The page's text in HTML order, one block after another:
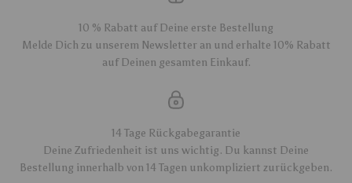
10 % Rabatt auf Deine erste Bestellung
Melde Dich zu unserem Newsletter an und erhalte 10% Rabatt
auf Deinen gesamten Einkauf.
14 Tage Rückgabegarantie
Deine Zufriedenheit ist uns wichtig. Du kannst Deine
Bestellung innerhalb von 14 Tagen unkompliziert zurückgeben.